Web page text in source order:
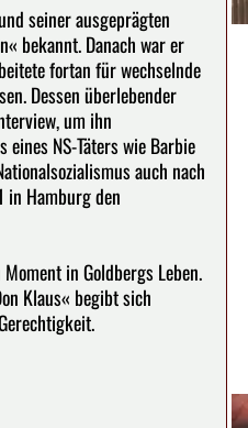
seiner ausgeprägten
bekannt. Danach war er
fortan für wechselnde
Dessen überlebender
um ihn
NS-Täters wie Barbie
auch nach
in Hamburg den
in Goldbergs Leben.
Klaus« begibt sich